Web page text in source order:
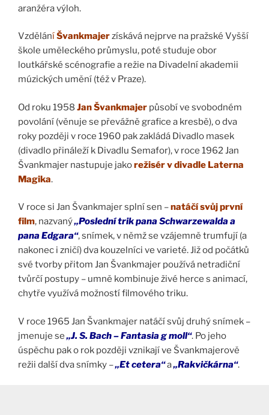
aranžéra výloh.
VzděláníŠvankmajerzískává nejprve na pražské Vyšší
škole uměleckého průmyslu, poté studuje obor
loutkářské scénografie a režie na Divadelní akademii
múzických umění (též v Praze).
Od roku 1958 Jan Švankmajer působí ve svobodném
povolání (věnuje se převážně grafice a kresbě), o dva
roky později v roce 1960 pak zakládá Divadlo masek
(divadlo přináleží k Divadlu Semafor), v roce 1962 Jan
Švankmajer nastupuje jakorežisér v divadle Laterna
Magika.
V roce si Jan Švankmajer splní sen –natáčí svůj první
film, nazvaný„Poslední trik pana Schwarzewalda a
pana Edgara“, snímek, v němž se vzájemně trumfují (a
nakonec i zničí) dva kouzelníci ve varieté. Již od počátků
své tvorby přitom Jan Švankmajer používá netradiční
tvůrčí postupy – umně kombinuje živé herce s animací,
chytře využívá možností filmového triku.
V roce 1965 Jan Švankmajer natáčí svůj druhý snímek –
jmenuje se„J. S. Bach – Fantasia g moll“. Po jeho
úspěchu pak o rok později vznikají ve Švankmajerově
režii další dva snímky –„Et cetera“a„Rakvičkárna“.